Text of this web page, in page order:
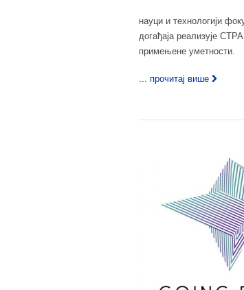
науци и технологији
догађаја реализује
примењене уметности.
... прочитај више